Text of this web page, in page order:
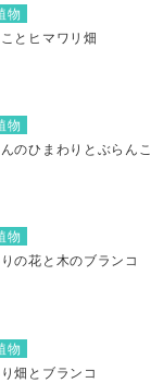
物
とヒマワリ畑
物
のひまわりとぶらんこ
物
の花と木のブランコ
物
畑とブランコ